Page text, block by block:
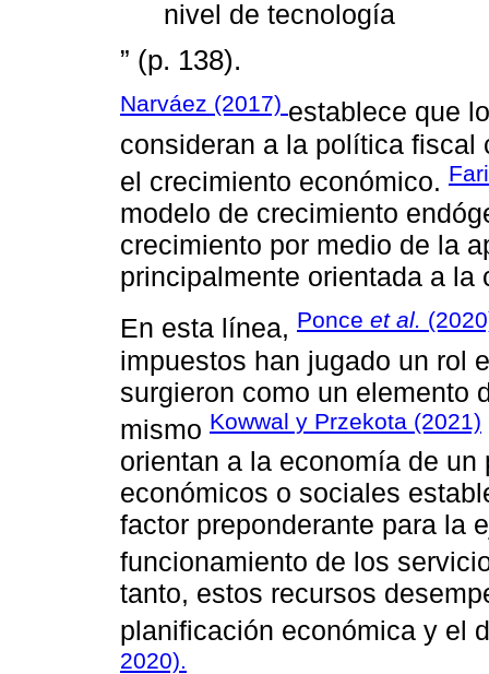
nivel de tecnología
” (p. 138).
Narváez (2017) establece que
consideran a la política fiscal
el crecimiento económico.
modelo de crecimiento
crecimiento por medio de la
principalmente orientada a la
En esta línea, Ponce et al.
impuestos han jugado un rol
surgieron como un elemento
mismo Kowwal y Przekota (2021)
orientan a la economía de
económicos o sociales
factor preponderante para la
funcionamiento de los
tanto, estos recursos
planificación económica y el
2020).